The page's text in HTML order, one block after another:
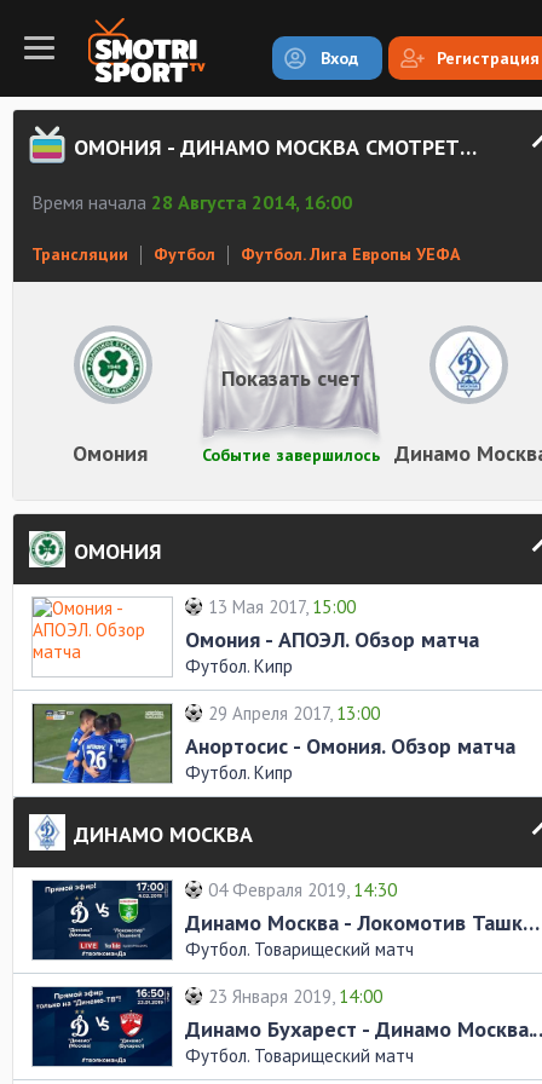
Вход Регистрация
ОМОНИЯ - ДИНАМО МОСКВА СМОТРЕТЬ ОНЛАЙН
Время начала 28 Августа 2014, 16:00
Трансляции Футбол Футбол. Лига Европы УЕФА
Омония Динамо
Событие завершилось
Показать счет
ОМОНИЯ
13 Мая 2017, 15:00
Омония - АПОЭЛ. Обзор матча
Футбол. Кипр
29 Апреля 2017, 13:00
Анортосис - Омония. Обзор матча
Футбол. Кипр
ДИНАМО МОСКВА
04 Февраля 2019, 14:30
Динамо Москва - Локомотив Ташкент. Обзор матча
Футбол. Товарищеский матч
23 Января 2019, 14:00
Динамо
Футбол. Товарищеский матч